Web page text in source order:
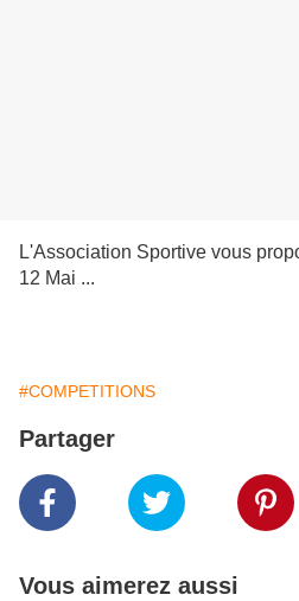
L'Association Sportive vous
12 Mai ...
#COMPETITIONS
Partager
Vous aimerez aussi